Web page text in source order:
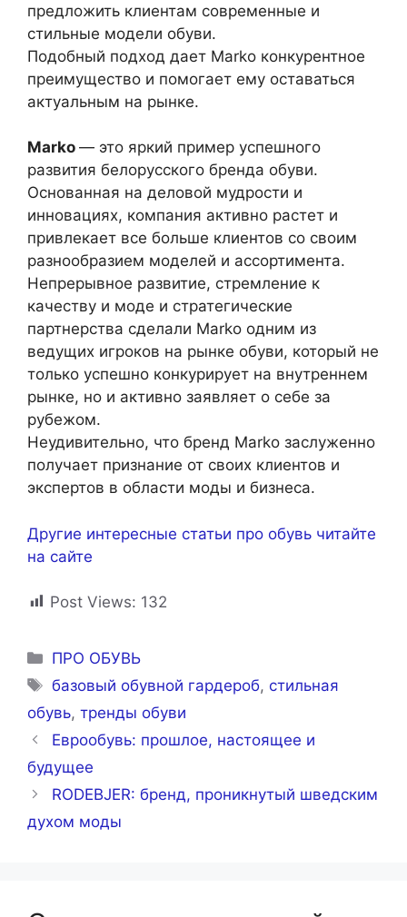
предложить клиентам современные и
стильные модели обуви.
Подобный подход дает Marko конкурентное
преимущество и помогает ему оставаться
актуальным на рынке.
Marko — это яркий пример успешного
развития белорусского бренда обуви.
Основанная на деловой мудрости и
инновациях, компания активно растет и
привлекает все больше клиентов со своим
разнообразием моделей и ассортимента.
Непрерывное развитие, стремление к
качеству и моде и стратегические
партнерства сделали Marko одним из
ведущих игроков на рынке обуви, который не
только успешно конкурирует на внутреннем
рынке, но и активно заявляет о себе за
рубежом.
Неудивительно, что бренд Marko заслуженно
получает признание от своих клиентов и
экспертов в области моды и бизнеса.
Другие интересные статьи про обувь читайте
на сайте
Post Views: 132
Рубрики
ПРО ОБУВЬ
Метки
базовый обувной гардероб, стильная
обувь, тренды обуви
Еврообувь: прошлое, настоящее и
будущее
RODEBJER: бренд, проникнутый шведским
духом моды